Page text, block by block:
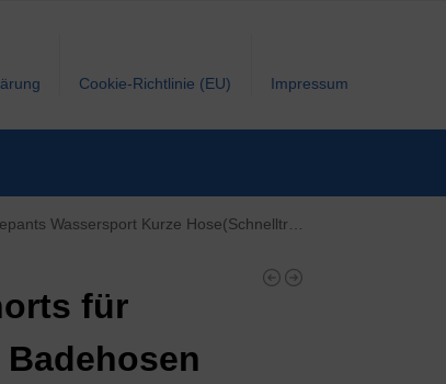
Cookie-Richtlinie (EU) Impressum
Hose(Schnelltrocknend) (EU M/Tag L, Blau)
für
Badehosen